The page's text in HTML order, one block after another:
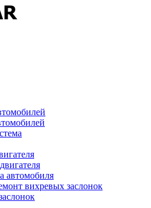
автомобиля
вихревых заслонок